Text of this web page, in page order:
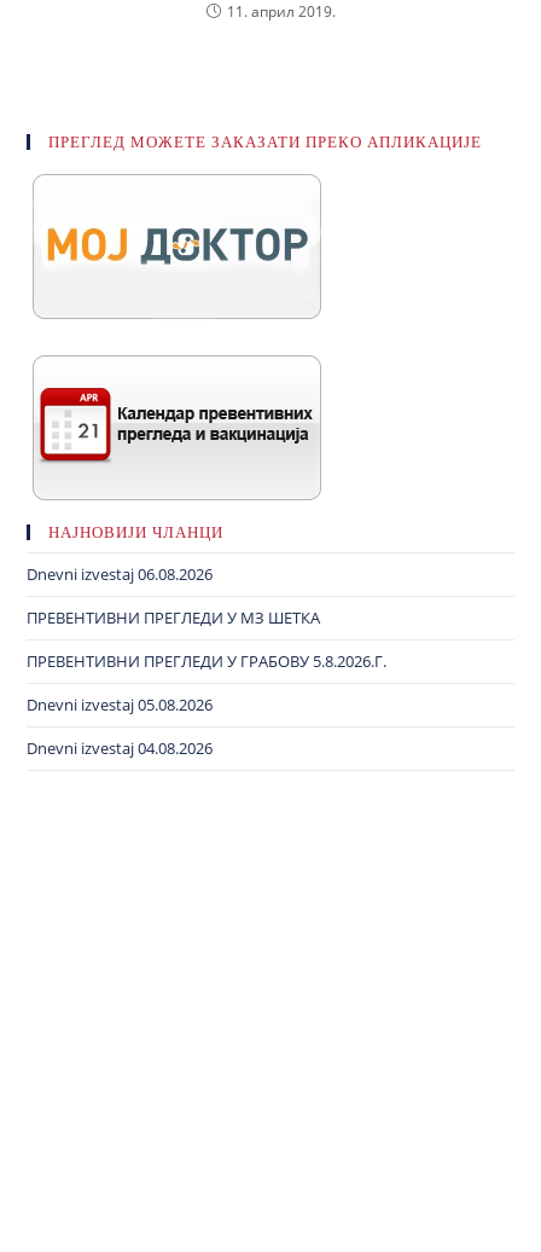
11. април 2019.
ПРЕГЛЕД МОЖЕТЕ ЗАКАЗАТИ ПРЕКО АПЛИКАЦИЈЕ
НАЈНОВИЈИ ЧЛАНЦИ
Dnevni izvestaj 06.08.2026
ПРЕВЕНТИВНИ ПРЕГЛЕДИ У МЗ ШЕТКА
ПРЕВЕНТИВНИ ПРЕГЛЕДИ У ГРАБОВУ 5.8.2026.Г.
Dnevni izvestaj 05.08.2026
Dnevni izvestaj 04.08.2026